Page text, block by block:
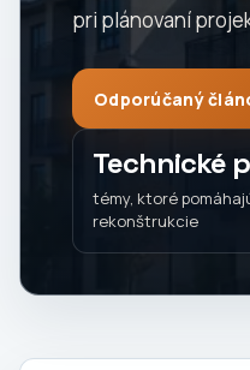
pri plánovaní
Odporúčaný
Technické
témy, ktoré
rekonštrukcie